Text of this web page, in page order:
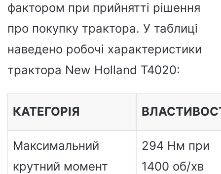
фактором при прийнятті рішення
про покупку трактора. У таблиці
наведено робочі характеристики
трактора New Holland T4020:
КАТЕГОРІЯ
Максимальний
крутний момент
294 Нм при
1400 об/хв